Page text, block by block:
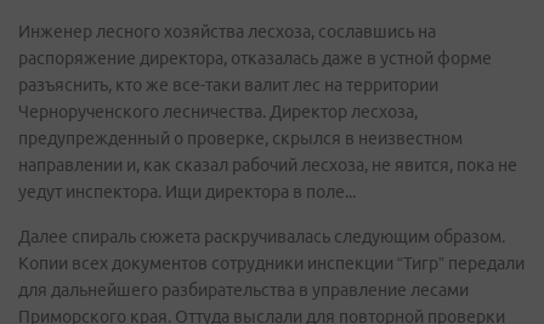
Инженер лесного хозяйства лесхоза, сославшись на
распоряжение директора, отказалась даже в устной форме
разъяснить, кто же все-таки валит лес на территории
Чернорученского лесничества. Директор лесхоза,
предупрежденный о проверке, скрылся в неизвестном
направлении и, как сказал рабочий лесхоза, не явится, пока не
уедут инспектора. Ищи директора в поле...
Далее спираль сюжета раскручивалась следующим образом.
Копии всех документов сотрудники инспекции “Тигр” передали
для дальнейшего разбирательства в управление лесами
Приморского края. Оттуда выслали для повторной проверки